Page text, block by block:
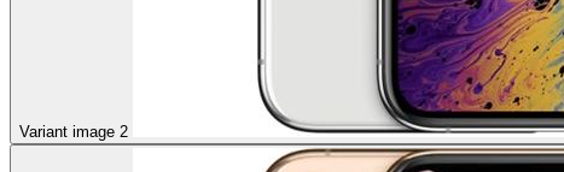
Variant image 2